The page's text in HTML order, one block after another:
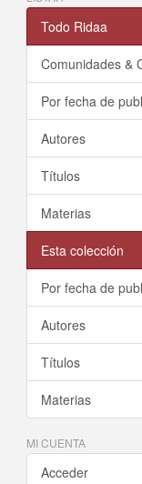
Todo Ridaa
Comunidades &
Por fecha de
Autores
Títulos
Materias
Esta colección
Por fecha de
Autores
Títulos
Materias
MI CUENTA
Acceder